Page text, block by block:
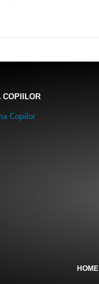
COPIILOR
HOME